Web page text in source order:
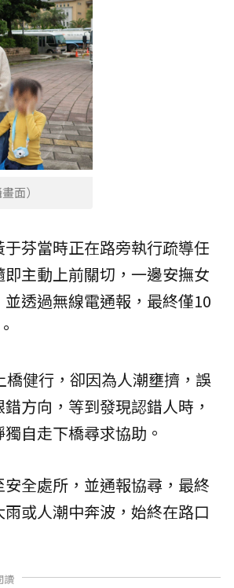
面）
芬當時正在路旁執行疏導任
主動上前關切，一邊安撫女
透過無線電通報，最終僅10
健行，卻因為人潮壅擠，誤
方向，等到發現認錯人時，
自走下橋尋求協助。
全處所，並通報協尋，最終
或人潮中奔波，始終在路口
讀